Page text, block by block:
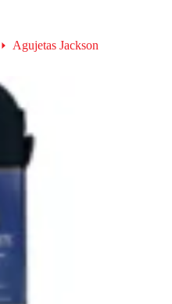
Agujetas Jackson